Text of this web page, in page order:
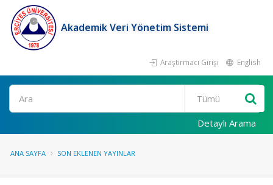
Akademik Veri Yönetim Sistemi
Araştırmacı Girişi English
Ara
Detaylı Arama
ANA SAYFA SON EKLENEN YAYINLAR